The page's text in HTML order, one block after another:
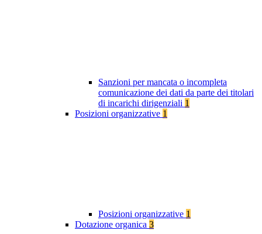
Sanzioni per mancata o incompleta
comunicazione dei dati da parte dei titolari
di incarichi dirigenziali 1
Posizioni organizzative 1
Posizioni organizzative 1
Dotazione organica 3